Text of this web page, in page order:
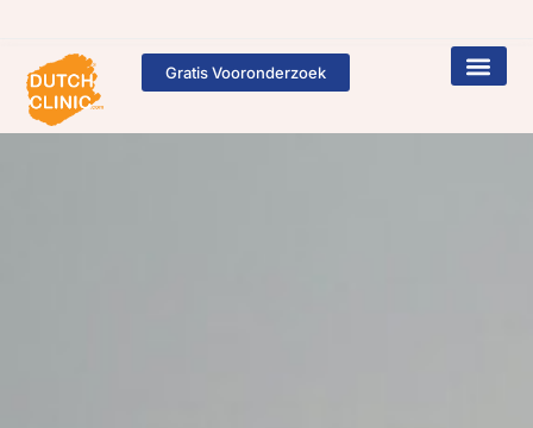
Gratis Vooronderzoek